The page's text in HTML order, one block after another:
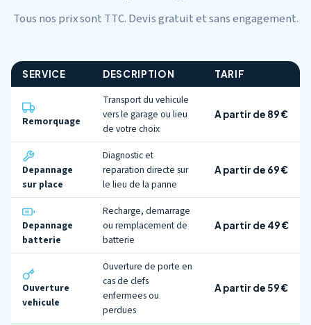
Tous nos prix sont TTC. Devis gratuit et sans engagement.
SERVICE DESCRIPTION TARIF
Remorquage
Transport du vehicule
vers le garage ou lieu
de votre choix
A partir de 89 €
Depannage
sur place
Diagnostic et
reparation directe sur
le lieu de la panne
A partir de 69 €
Depannage
batterie
Recharge, demarrage
ou remplacement de
batterie
A partir de 49 €
Ouverture
vehicule
Ouverture de porte en
cas de clefs
enfermees ou
perdues
A partir de 59 €